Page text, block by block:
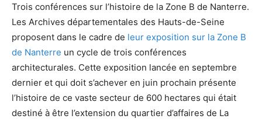
Trois conférences sur l’histoire de la Zone B de Nanterre.
Les Archives départementales des Hauts-de-Seine
proposent dans le cadre de leur exposition sur la Zone B
de Nanterre un cycle de trois conférences
architecturales. Cette exposition lancée en septembre
dernier et qui doit s’achever en juin prochain présente
l’histoire de ce vaste secteur de 600 hectares qui était
destiné à être l’extension du quartier d’affaires de La